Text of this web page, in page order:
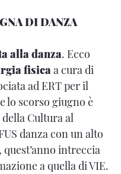
DI DANZA
alla danza. Ecco
fisicaa cura di
ad ERT per il
lo scorso giugno è
Cultura al
danza con un alto
intreccia
a quella di VIE.